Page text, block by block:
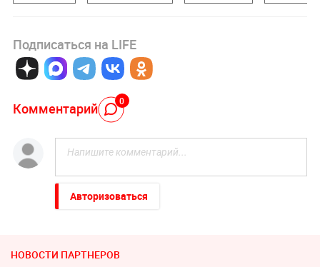
Подписаться на LIFE
Комментарий 0
Авторизоваться
НОВОСТИ ПАРТНЕРОВ